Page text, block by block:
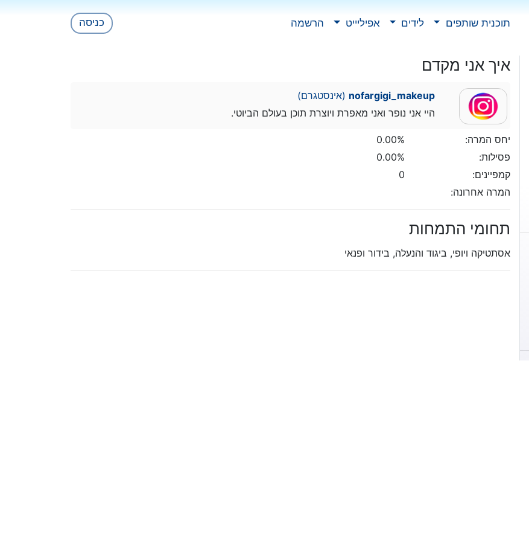
תוכנית שותפים לידים אפיליייט הרשמה כניסה
איך אני מקדם
nofargigi_makeup (אינסטגרם)
היי אני נופר ואני מאפרת ויוצרת תוכן בעולם הביוטי.
יחס המרה:
0.00%
פסילות:
0.00%
קמפיינים:
0
המרה אחרונה:
תחומי התמחות
אסתטיקה ויופי, ביגוד והנעלה, בידור ופנאי